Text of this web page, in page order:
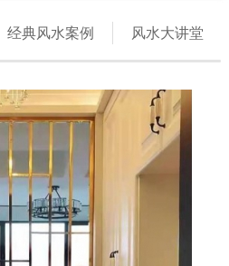
经典风水案例 风水大讲堂